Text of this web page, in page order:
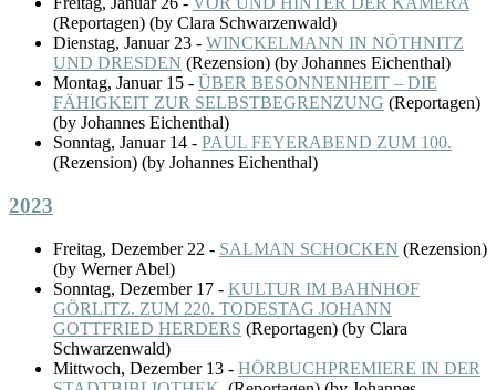
(Reportagen) (by Clara Schwarzenwald)
Dienstag, Januar 23 - WINCKELMANN IN NÖTHNITZ
UND DRESDEN (Rezension) (by Johannes Eichenthal)
Montag, Januar 15 - ÜBER BESONNENHEIT – DIE
FÄHIGKEIT ZUR SELBSTBEGRENZUNG (Reportagen)
(by Johannes Eichenthal)
Sonntag, Januar 14 - PAUL FEYERABEND ZUM 100.
(Rezension) (by Johannes Eichenthal)
2023
Freitag, Dezember 22 - SALMAN SCHOCKEN (Rezension)
(by Werner Abel)
Sonntag, Dezember 17 - KULTUR IM BAHNHOF
GÖRLITZ. ZUM 220. TODESTAG JOHANN
GOTTFRIED HERDERS (Reportagen) (by Clara
Schwarzenwald)
Mittwoch, Dezember 13 - HÖRBUCHPREMIERE IN DER